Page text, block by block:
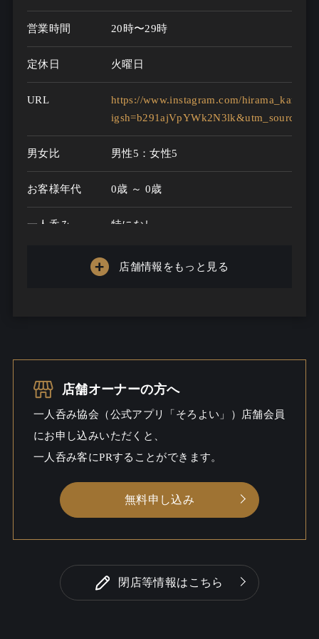
営業時間 20時〜29時
定休日 火曜日
URL
https://www.instagram.com/
igsh=b291ajVpYWk2N3lk&utm_source=qr
男女比 男性5：女性5
お客様年代 0歳 ～ 0歳
一人呑み
特になし
キー
一人呑み
シーン
ワイワイ / 出会いあるかも
店舗情報をもっと見る
店舗オーナーの方へ
一人呑み協会（公式アプリ「そろよい」）店舗会員
にお申し込みいただくと、
一人呑み客にPRすることができます。
無料申し込み
閉店等情報はこちら